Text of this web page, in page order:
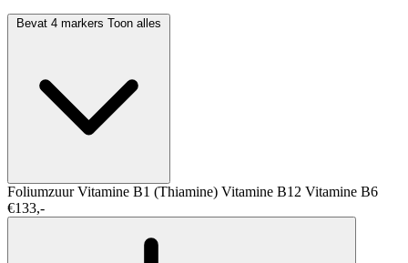
Bevat 4 markers Toon alles
FoliumzuurVitamine B1 (Thiamine) Vitamine B12 Vitamine B6
€133,-